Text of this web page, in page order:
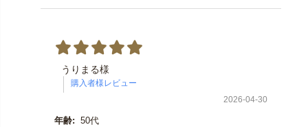
うりまる様
2026-04-30
年齢: 50代